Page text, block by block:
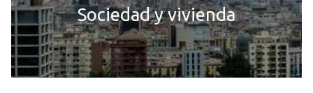
Sociedad y vivienda